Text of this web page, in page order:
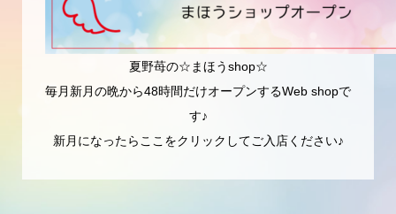
夏野苺の☆まほうshop☆
毎月新月の晩から48時間だけオープンするWeb shopで
す♪
新月になったらここをクリックしてご入店ください♪